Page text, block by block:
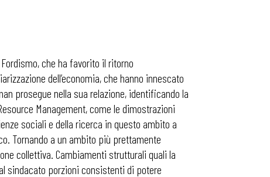
che ha favorito il ritorno
dell’economia, che hanno innescato
prosegue nella sua relazione, identificando la
Management, come le dimostrazioni
sociali e della ricerca in questo ambito a
Tornando a un ambito più prettamente
collettiva. Cambiamenti strutturali quali la
sindacato porzioni consistenti di potere